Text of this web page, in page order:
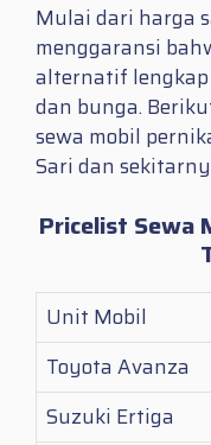
Mulai dari harga
menggaransi
alternatif lengkap
dan bunga.
sewa mobil
Sari dan
Pricelist Sewa
Unit Mobil
Toyota Avanza
Suzuki Ertiga